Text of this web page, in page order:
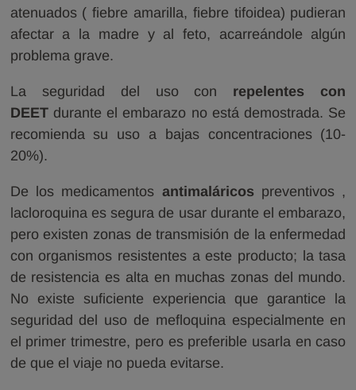
atenuados ( fiebre amarilla, fiebre tifoidea) pudieran
afectar a la madre y al feto, acarreándole algún
problema grave.
La seguridad del uso con repelentes con
DEETdurante el embarazo no está demostrada. Se
recomienda su uso a bajas concentraciones (10-
20%).
De los medicamentos antimaláricos preventivos ,
lacloroquina es segura de usar durante el embarazo,
pero existen zonas de transmisión de la enfermedad
con organismos resistentes a este producto; la tasa
de resistencia es alta en muchas zonas del mundo.
No existe suficiente experiencia que garantice la
seguridad del uso de mefloquina especialmente en
el primer trimestre, pero es preferible usarla en caso
de que el viaje no pueda evitarse.